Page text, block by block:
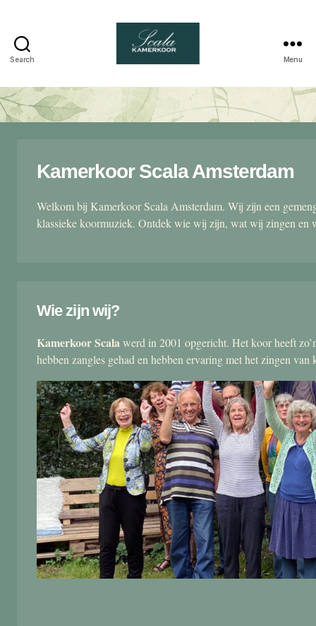
Search
kamerkoor
Menu
Kamerkoor Scala Amsterdam
Welkom bij Kamerkoor Scala Amsterdam. Wij zijn een
klassieke koormuziek. Ontdek wie wij zijn, wat wij zingen en
Wie zijn wij?
Kamerkoor Scalawerd in 2001 opgericht. Het koor heeft
hebben zangles gehad en hebben ervaring met het zingen van